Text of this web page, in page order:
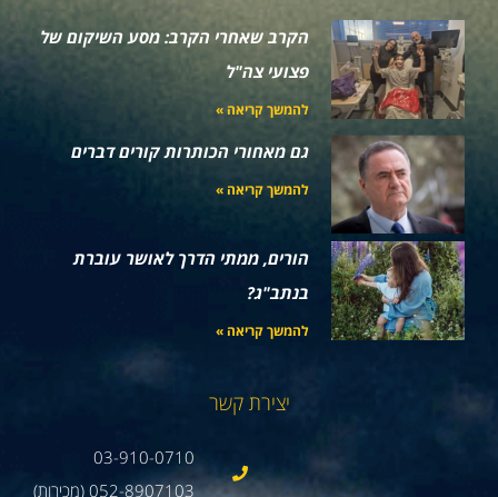
הקרב שאחרי הקרב: מסע השיקום של
פצועי צה"ל
להמשך קריאה »
גם מאחורי הכותרות קורים דברים
להמשך קריאה »
הורים, ממתי הדרך לאושר עוברת
בנתב"ג?
להמשך קריאה »
יצירת קשר
03-910-0710
052-8907103 (מכירות)